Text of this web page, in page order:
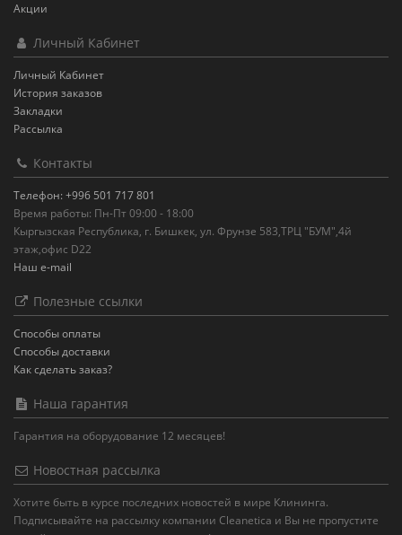
Акции
Личный Кабинет
Личный Кабинет
История заказов
Закладки
Рассылка
Контакты
Телефон: +996 501 717 801
Время работы: Пн-Пт 09:00 - 18:00
Кыргызская Республика, г. Бишкек, ул. Фрунзе 583,ТРЦ "БУМ",4й
этаж,офис D22
Наш e-mail
Полезные ссылки
Способы оплаты
Способы доставки
Как сделать заказ?
Наша гарантия
Гарантия на оборудование 12 месяцев!
Новостная рассылка
Хотите быть в курсе последних новостей в мире Клининга.
Подписывайте на рассылку компании Cleanetica и Вы не пропустите